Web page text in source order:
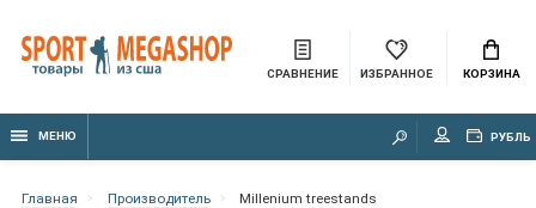
СРАВНЕНИЕ ИЗБРАННОЕ КОРЗИНА
МЕНЮ РУБЛЬ
Главная Производитель Millenium treestands